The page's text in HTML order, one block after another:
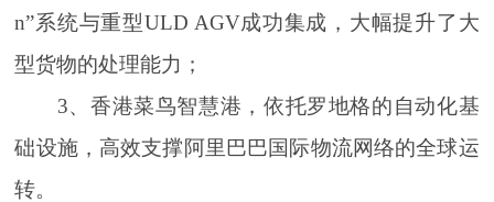
n”系统与重型ULD AGV成功集成，大幅提升了大
型货物的处理能力；
3、香港菜鸟智慧港，依托罗地格的自动化基
础设施，高效支撑阿里巴巴国际物流网络的全球运
转。